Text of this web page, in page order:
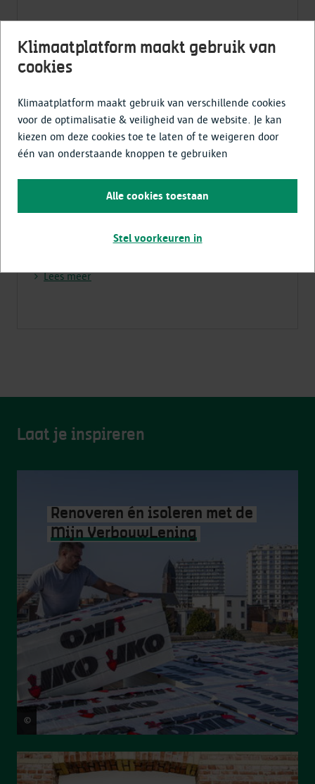
Tochtvrij wonen dankzijnieuwe ramen
Lees meer
Laat je inspireren
Renoveren én isoleren met de
Mijn VerbouwLening
© Copyright Frederik Beyens
Klimaatplatform maakt gebruik van
cookies
Klimaatplatform maakt gebruik van verschillende cookies
voor de optimalisatie & veiligheid van de website. Je kan
kiezen om deze cookies toe te laten of te weigeren door
één van onderstaande knoppen te gebruiken
Alle cookies toestaan
Stel voorkeuren in